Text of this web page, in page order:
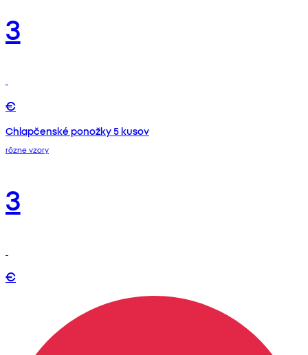
3
€
Chlapčenské ponožky 5 kusov
rôzne vzory
3
€